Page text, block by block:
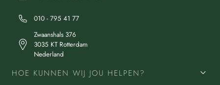
010 - 795 41 77
Zwaanshals 376
3035 KT Rotterdam
Nederland
HOE KUNNEN WIJ JOU HELPEN?